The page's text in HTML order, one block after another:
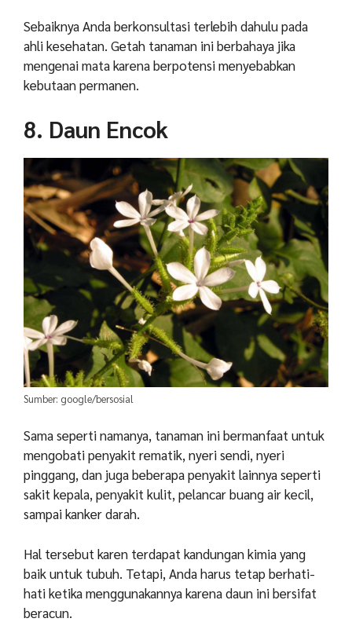
Sebaiknya Anda berkonsultasi terlebih dahulu pada
ahli kesehatan. Getah tanaman ini berbahaya jika
mengenai mata karena berpotensi menyebabkan
kebutaan permanen.
8. Daun Encok
Sumber: google/bersosial
Sama seperti namanya, tanaman ini bermanfaat untuk
mengobati penyakit rematik, nyeri sendi, nyeri
pinggang, dan juga beberapa penyakit lainnya seperti
sakit kepala, penyakit kulit, pelancar buang air kecil,
sampai kanker darah.
Hal tersebut karen terdapat kandungan kimia yang
baik untuk tubuh. Tetapi, Anda harus tetap berhati-
hati ketika menggunakannya karena daun ini bersifat
beracun.